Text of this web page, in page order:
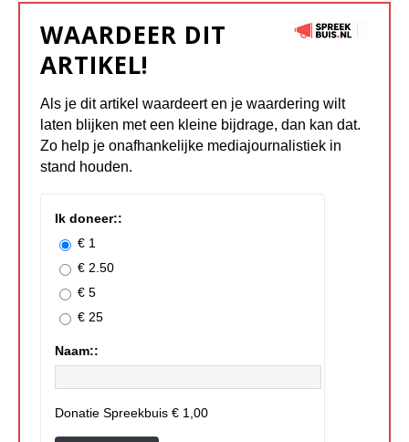
WAARDEER DIT
ARTIKEL!
Als je dit artikel waardeert en je waardering wilt
laten blijken met een kleine bijdrage, dan kan dat.
Zo help je onafhankelijke mediajournalistiek in
stand houden.
Ik doneer::
€ 1
€ 2.50
€ 5
€ 25
Naam::
Donatie Spreekbuis € 1,00